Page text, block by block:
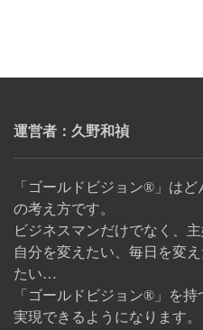
運営者：久野和禎
「ゴールドビジョン®」は
の考え方です。
ビジネスマンだけでなく、
自分を変えたい、毎日を変
たい…
「ゴールドビジョン®」を
実現できるようになります。